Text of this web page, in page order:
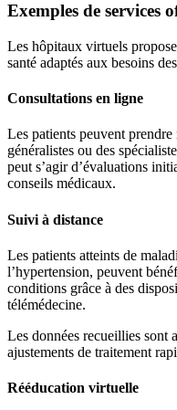
Exemples de services
Les hôpitaux virtuels
santé adaptés aux besoins
Consultations en ligne
Les patients peuvent
généralistes ou des
peut s’agir d’évaluations
conseils médicaux.
Suivi à distance
Les patients atteints de
l’hypertension, peuvent
conditions grâce à des
télémédecine.
Les données recueillies sont
ajustements de traitement
Rééducation virtuelle